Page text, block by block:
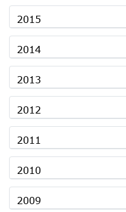
2015
2014
2013
2012
2011
2010
2009